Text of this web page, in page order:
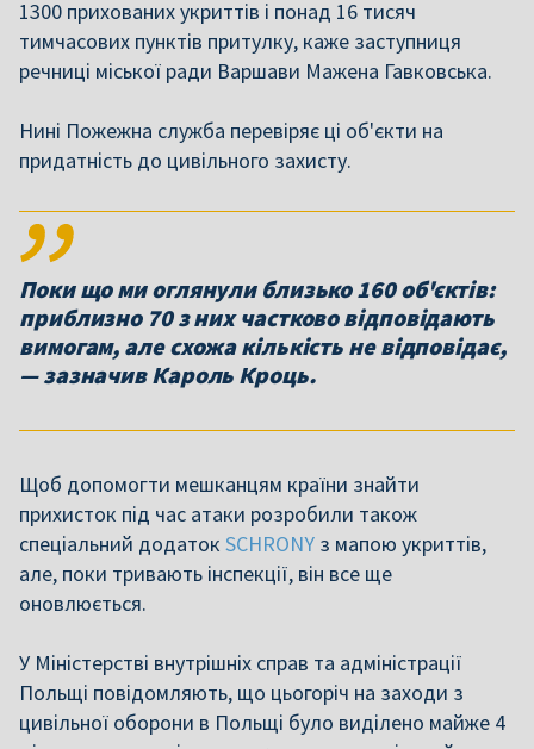
1300 прихованих укриттів і понад 16 тисяч
тимчасових пунктів притулку, каже заступниця
речниці міської ради Варшави Мажена Гавковська.
Нині Пожежна служба перевіряє ці об'єкти на
придатність до цивільного захисту.
Поки що ми оглянули близько 160 об'єктів:
приблизно 70 з них частково відповідають
вимогам, але схожа кількість не відповідає,
— зазначив Кароль Кроць.
Щоб допомогти мешканцям країни знайти
прихисток під час атаки розробили також
спеціальний додаток SCHRONY з мапою укриттів,
але, поки тривають інспекції, він все ще
оновлюється.
У Міністерстві внутрішніх справ та адміністрації
Польщі повідомляють, що цьогоріч на заходи з
цивільної оборони в Польщі було виділено майже 4